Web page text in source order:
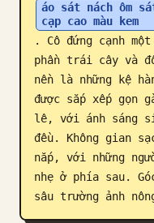
áo sát nách ôm
cạp cao màu kem
. Cô đứng cạnh
phần trái cây và
nền là những kệ
được sắp xếp gọn
lê, với ánh sáng
đều. Không gian
nắp, với những
nhẹ ở phía sau.
sâu trường ảnh